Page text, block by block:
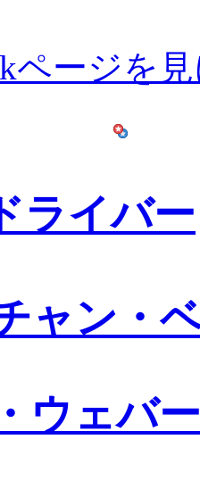
ページを
ライバー
ャン・
ウェバー